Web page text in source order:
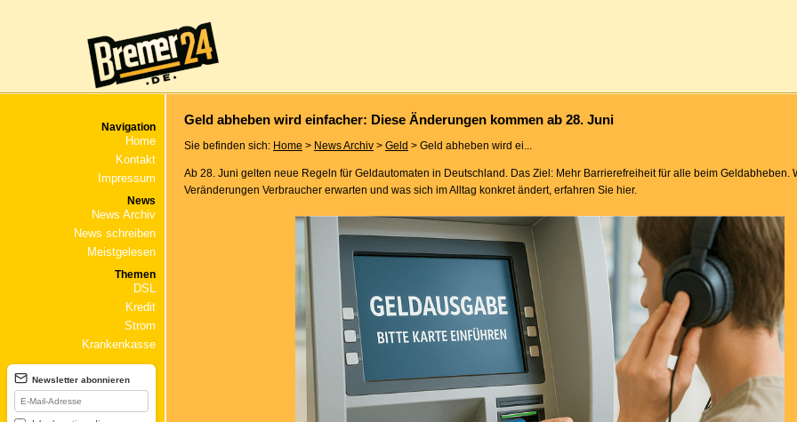
Navigation
Home
Kontakt
Impressum
News
News Archiv
News schreiben
Meistgelesen
Themen
DSL
Kredit
Strom
Krankenkasse
Newsletter abonnieren
Geld abheben wird einfacher: Diese Änderungen kommen ab 28. Juni
Sie befinden sich: Home > News Archiv > Geld > Geld abheben wird ei...
Ab 28. Juni gelten neue Regeln für Geldautomaten in Deutschland. Das Ziel: Mehr Barrierefreiheit für alle beim Geldabheben.
Veränderungen Verbraucher erwarten und was sich im Alltag konkret ändert, erfahren Sie hier.